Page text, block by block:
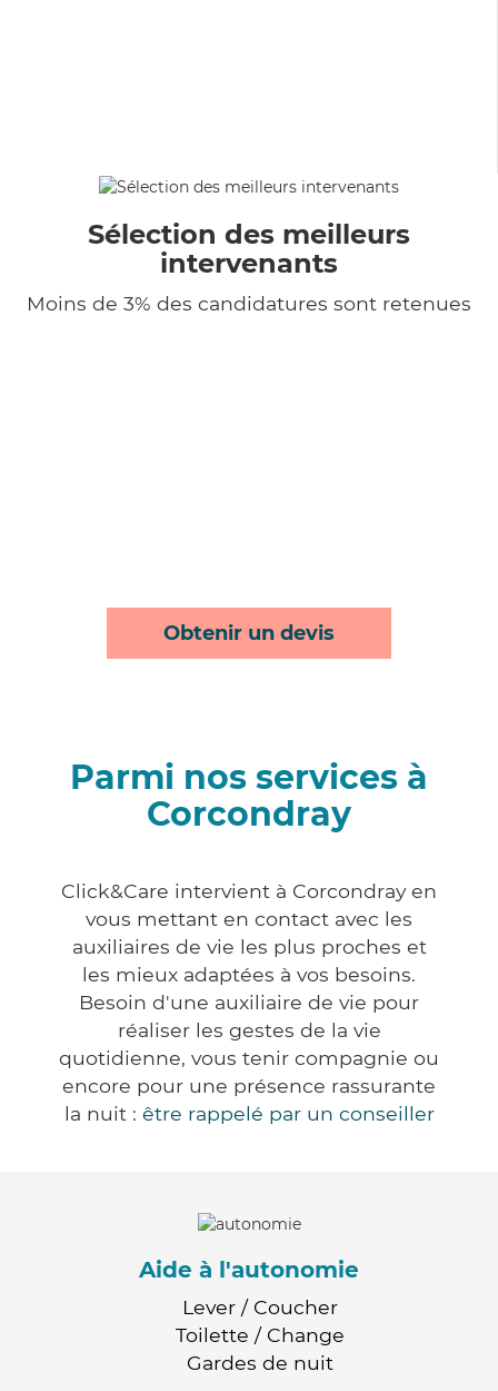
Sélection des meilleurs
intervenants
Moins de 3% des candidatures sont retenues
Obtenir un devis
Parmi nos services à
Corcondray
Click&Care intervient à Corcondray en
vous mettant en contact avec les
auxiliaires de vie les plus proches et
les mieux adaptées à vos besoins.
Besoin d'une auxiliaire de vie pour
réaliser les gestes de la vie
quotidienne, vous tenir compagnie ou
encore pour une présence rassurante
la nuit : être rappelé par un conseiller
Aide à l'autonomie
Lever / Coucher
Toilette / Change
Gardes de nuit